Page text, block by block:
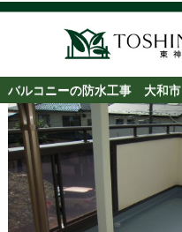
バルコニーの防水工事 大和市